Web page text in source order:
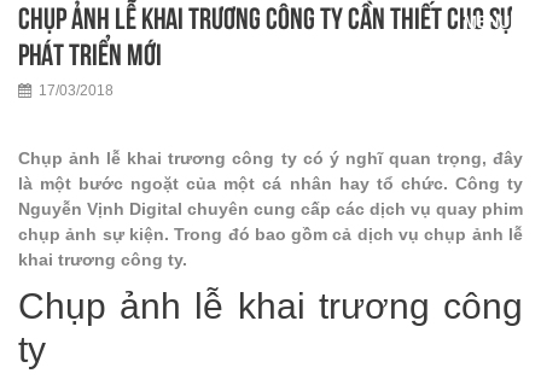
Chụp ảnh lễ khai trương công ty cần thiết cho sự
phát triển mới
17/03/2018
Chụp ảnh lễ khai trương công ty có ý nghĩ quan trọng, đây
là một bước ngoặt của một cá nhân hay tổ chức. Công ty
Nguyễn Vịnh Digital chuyên cung cấp các dịch vụ quay phim
chụp ảnh sự kiện. Trong đó bao gồm cả dịch vụ chụp ảnh lễ
khai trương công ty.
Chụp ảnh lễ khai trương công
ty